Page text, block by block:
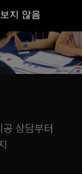
공 상담부터
지 않음